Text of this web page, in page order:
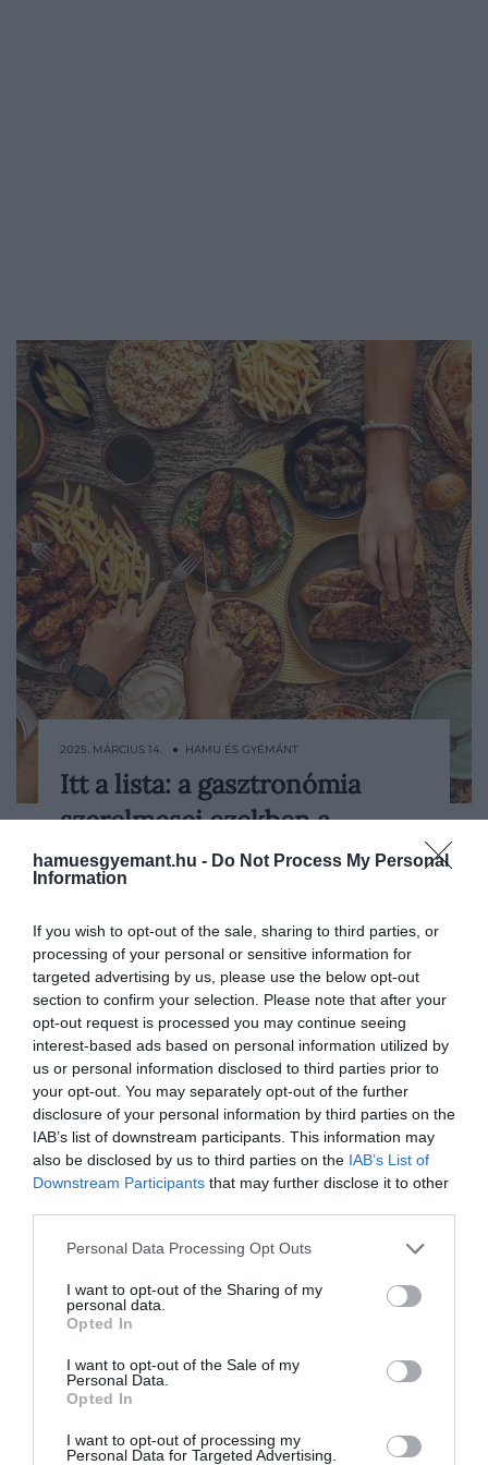
hamuesgyemant.hu - Do Not Process My Personal
Information
If you wish to opt-out of the sale, sharing to third parties, or
processing of your personal or sensitive information for
targeted advertising by us, please use the below opt-out
section to confirm your selection. Please note that after your
opt-out request is processed you may continue seeing
interest-based ads based on personal information utilized by
us or personal information disclosed to third parties prior to
your opt-out. You may separately opt-out of the further
disclosure of your personal information by third parties on the
IAB’s list of downstream participants. This information may
also be disclosed by us to third parties on the IAB’s List of
Downstream Participants that may further disclose it to other
Please note that this website/app uses one or more Google
not limited to your visit or usage behaviour. You may click to
grant or deny consent to Google and its third-party tags to
use your data for below specified purposes in below Google
consent section.
Personal Data Processing Opt Outs
I want to opt-out of the Sharing of my
personal data.
Opted In
I want to opt-out of the Sale of my
Personal Data.
Opted In
I want to opt-out of processing my
Personal Data for Targeted Advertising.
Egy igazán kiemelkedő városhoz nagyon
sok minden hozzátartozik – ezért a Time
Out Magazin minden évben több ezer
helybélit kérdez meg a városi életről,
összeállíthassák a világ legjobbjainak éves
összefoglalóját. Mint minden évben, úgy
2025-ben is elkészült az a lista…
2025. MÁRCIUS 14. ● HAMU ÉS GYÉMÁNT
Itt a lista: a gasztronómia
szerelmesei ezekben a…
HAMU ÉS GYÉMÁNT